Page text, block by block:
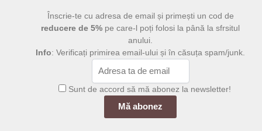
pot
fi
în
Înscrie-te cu adresa de email și primești un cod de
reducere de 5% pe care-l poți folosi la până la sfrsitul
anului.
Info: Verificați primirea email-ului și în căsuța spam/junk.
Sunt de accord să mă abonez la newsletter!